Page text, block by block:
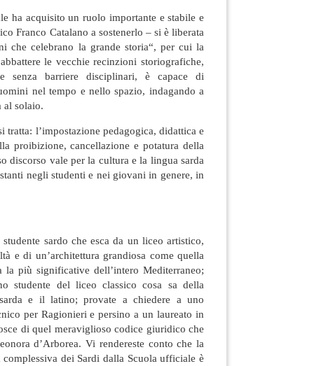
ha acquisito un ruolo importante e stabile e
Franco Catalano a sostenerlo – si è liberata
che celebrano la grande storia“, per cui la
le vecchie recinzioni storiografiche,
senza barriere disciplinari, è capace di
nel tempo e nello spazio, indagando a
al solaio.
l’impostazione pedagogica, didattica e
proibizione, cancellazione e potatura della
discorso vale per la cultura e la lingua sarda
negli studenti e nei giovani in genere, in
sardo che esca da un liceo artistico,
e di un’architettura grandiosa come quella
la più significative dell’intero Mediterraneo;
studente del liceo classico cosa sa della
e il latino; provate a chiedere a uno
per Ragionieri e persino a un laureato in
di quel meraviglioso codice giuridico che
d’Arborea. Vi rendereste conto che la
dei Sardi dalla Scuola ufficiale è